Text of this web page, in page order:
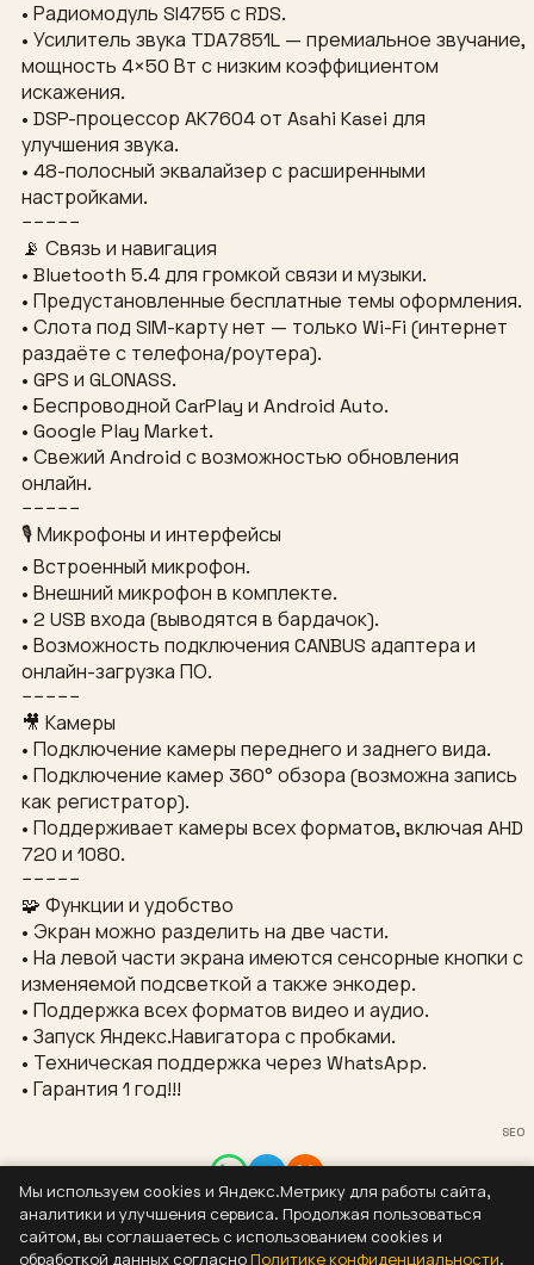
• Радиомодуль SI4755 с RDS.
• Усилитель звука TDA7851L — премиальное звучание,
мощность 4×50 Вт с низким коэффициентом
искажения.
• DSP-процессор AK7604 от Asahi Kasei для
улучшения звука.
• 48-полосный эквалайзер с расширенными
настройками.
−−−−−
📡 Связь и навигация
• Bluetooth 5.4 для громкой связи и музыки.
• Предустановленные бесплатные темы оформления.
• Слота под SIM-карту нет — только Wi-Fi (интернет
раздаёте с телефона/роутера).
• GPS и GLONASS.
• Беспроводной CarPlay и Android Auto.
• Google Play Market.
• Свежий Android с возможностью обновления
онлайн.
−−−−−
🎙 Микрофоны и интерфейсы
• Встроенный микрофон.
• Внешний микрофон в комплекте.
• 2 USB входа (выводятся в бардачок).
• Возможность подключения CANBUS адаптера и
онлайн-загрузка ПО.
−−−−−
🎥 Камеры
• Подключение камеры переднего и заднего вида.
• Подключение камер 360° обзора (возможна запись
как регистратор).
• Поддерживает камеры всех форматов, включая AHD
720 и 1080.
−−−−−
🧩 Функции и удобство
• Экран можно разделить на две части.
• На левой части экрана имеются сенсорные кнопки с
изменяемой подсветкой а также энкодер.
• Поддержка всех форматов видео и аудио.
• Запуск Яндекс.Навигатора с пробками.
• Техническая поддержка через WhatsApp.
• Гарантия 1 год!!!
SEO
Контакты
8 (937) 304-44-55
sizaus@bk.ru
Мы используем cookies и Яндекс.Метрику для работы сайта,
аналитики и улучшения сервиса. Продолжая пользоваться
сайтом, вы соглашаетесь с использованием cookies и
обработкой данных согласно Политике конфиденциальности.